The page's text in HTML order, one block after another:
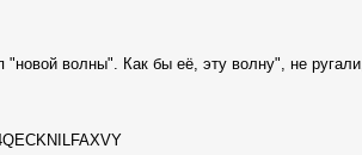
"новой волны". Как бы её, эту волну", не